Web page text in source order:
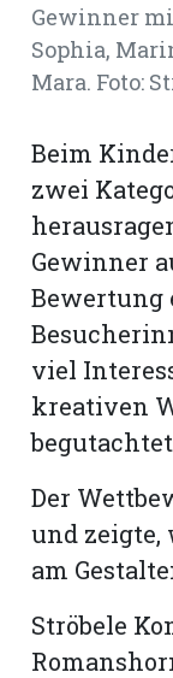
Gewinner
Sophia,
Mara. Foto:
Beim
zwei
Gewinner
Bewertung
viel
kreativen
Der
und zeigte,
am
Ströbele